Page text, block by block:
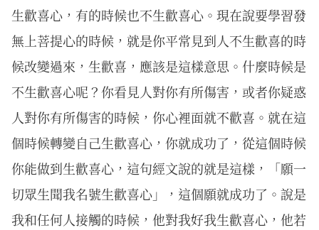
生歡喜心，有的時候也不生歡喜心。現在說要學習發
無上菩提心的時候，就是你平常見到人不生歡喜的時
候改變過來，生歡喜，應該是這樣意思。什麼時候是
不生歡喜心呢？你看見人對你有所傷害，或者你疑惑
人對你有所傷害的時候，你心裡面就不歡喜。就在這
個時候轉變自己生歡喜心，你就成功了，從這個時候
你能做到生歡喜心，這句經文說的就是這樣，「願一
切眾生聞我名號生歡喜心」，這個願就成功了。說是
我和任何人接觸的時候，他對我好我生歡喜心，他若